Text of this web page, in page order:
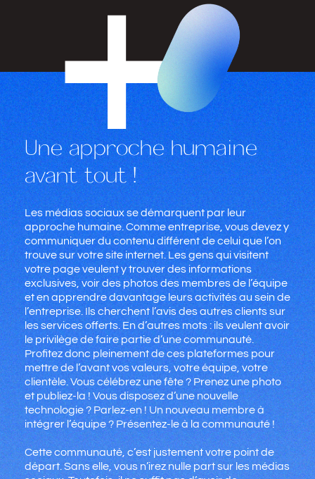
Une approche humaine
avant tout !
Les médias sociaux se démarquent par leur
approche humaine. Comme entreprise, vous devez y
communiquer du contenu différent de celui que l’on
trouve sur votre site internet. Les gens qui visitent
votre page veulent y trouver des informations
exclusives, voir des photos des membres de l’équipe
et en apprendre davantage leurs activités au sein de
l’entreprise. Ils cherchent l’avis des autres clients sur
les services offerts. En d’autres mots : ils veulent avoir
le privilège de faire partie d’une communauté.
Profitez donc pleinement de ces plateformes pour
mettre de l’avant vos valeurs, votre équipe, votre
clientèle. Vous célébrez une fête ? Prenez une photo
et publiez-la ! Vous disposez d’une nouvelle
technologie ? Parlez-en ! Un nouveau membre à
intégrer l’équipe ? Présentez-le à la communauté !
Cette communauté, c’est justement votre point de
départ. Sans elle, vous n’irez nulle part sur les médias